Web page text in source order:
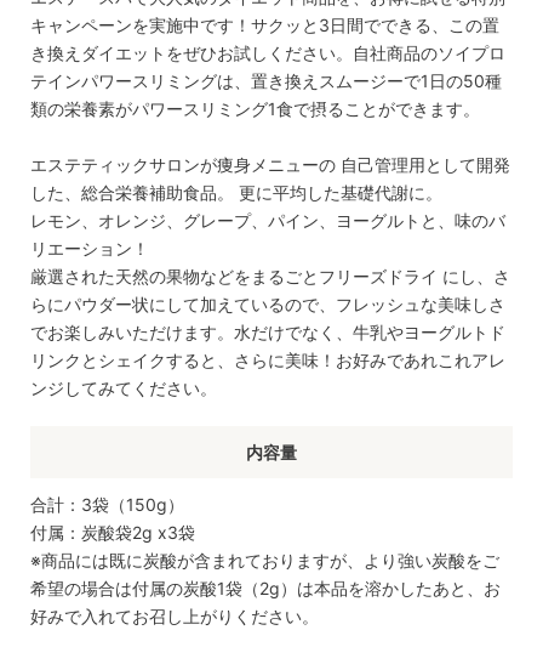
キャンペーンを実施中です！サクッと3日間でできる、この置
き換えダイエットをぜひお試しください。自社商品のソイプロ
テインパワースリミングは、置き換えスムージーで1日の50種
類の栄養素がパワースリミング1食で摂ることができます。
エステティックサロンが痩身メニューの 自己管理用として開発
した、総合栄養補助食品。 更に平均した基礎代謝に。
レモン、オレンジ、グレープ、パイン、ヨーグルトと、味のバ
リエーション！
厳選された天然の果物などをまるごとフリーズドライ にし、さ
らにパウダー状にして加えているので、フレッシュな美味しさ
でお楽しみいただけます。水だけでなく、牛乳やヨーグルトド
リンクとシェイクすると、さらに美味！お好みであれこれアレ
ンジしてみてください。
内容量
合計：3袋（150g）
付属：炭酸袋2g x3袋
※商品には既に炭酸が含まれておりますが、より強い炭酸をご
希望の場合は付属の炭酸1袋（2g）は本品を溶かしたあと、お
好みで入れてお召し上がりください。